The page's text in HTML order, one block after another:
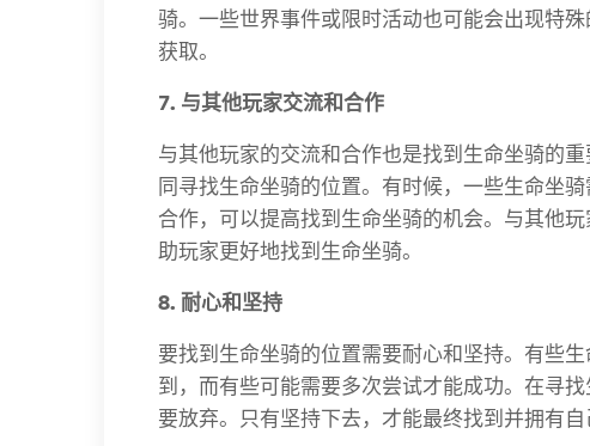
骑。一些世界事件或限时活动也可能会出现特
获取。
7. 与其他玩家交流和合作
与其他玩家的交流和合作也是找到生命坐骑的
同寻找生命坐骑的位置。有时候，一些生命坐
合作，可以提高找到生命坐骑的机会。与其他
助玩家更好地找到生命坐骑。
8. 耐心和坚持
要找到生命坐骑的位置需要耐心和坚持。有些
到，而有些可能需要多次尝试才能成功。在寻
要放弃。只有坚持下去，才能最终找到并拥有自